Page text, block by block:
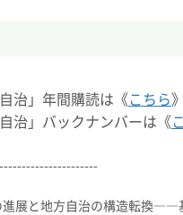
治」年間購読は《こちら》
治」バックナンバーは《
進展と地方自治の構造転換